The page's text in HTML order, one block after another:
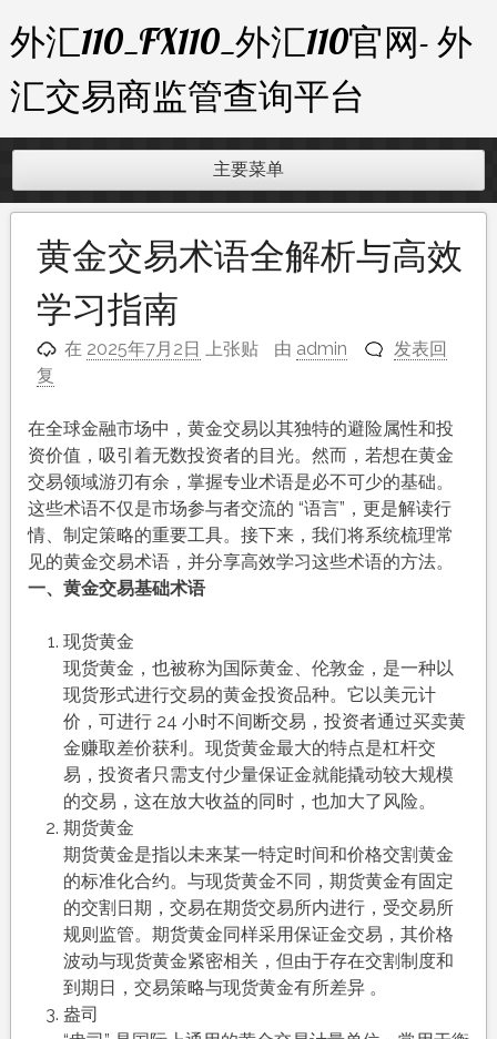
至
内
容
外汇110_FX110_外汇110官网- 外
汇交易商监管查询平台
主要菜单
黄金交易术语全解析与高效
学习指南
在 2025年7月2日 上张贴 由 admin
发表回
复
在全球金融市场中，黄金交易以其独特的避险属性和投
资价值，吸引着无数投资者的目光。然而，若想在黄金
交易领域游刃有余，掌握专业术语是必不可少的基础。
这些术语不仅是市场参与者交流的 “语言”，更是解读行
情、制定策略的重要工具。接下来，我们将系统梳理常
见的黄金交易术语，并分享高效学习这些术语的方法。
一、黄金交易基础术语
现货黄金
现货黄金，也被称为国际黄金、伦敦金，是一种以
现货形式进行交易的黄金投资品种。它以美元计
价，可进行 24 小时不间断交易，投资者通过买卖黄
金赚取差价获利。现货黄金最大的特点是杠杆交
易，投资者只需支付少量保证金就能撬动较大规模
的交易，这在放大收益的同时，也加大了风险。
期货黄金
期货黄金是指以未来某一特定时间和价格交割黄金
的标准化合约。与现货黄金不同，期货黄金有固定
的交割日期，交易在期货交易所内进行，受交易所
规则监管。期货黄金同样采用保证金交易，其价格
波动与现货黄金紧密相关，但由于存在交割制度和
到期日，交易策略与现货黄金有所差异 。
盎司